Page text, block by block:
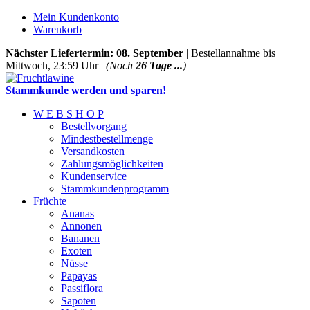
Mein Kundenkonto
Warenkorb
Nächster Liefertermin: 08. September | Bestellannahme bis
Mittwoch, 23:59 Uhr | (Noch 26 Tage ...)
Stammkunde werden und sparen!
W E B S H O P
Bestellvorgang
Mindestbestellmenge
Versandkosten
Zahlungsmöglichkeiten
Kundenservice
Stammkundenprogramm
Früchte
Ananas
Annonen
Bananen
Exoten
Nüsse
Papayas
Passiflora
Sapoten